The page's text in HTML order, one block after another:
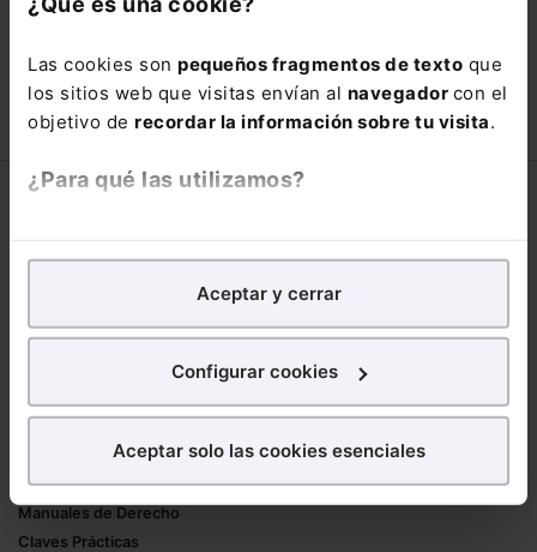
Las cookies son pequeños fragmentos de texto que
los sitios web que visitas envían al navegador con el
objetivo de recordar la información sobre tu visita.
¿Para qué las utilizamos?
analíticospara tratar demejorar tu experienciaen
nuestra página web. También con fines publicitarios,
para poder mostrarte publicidad y contenidos de tu
¿Qué puedes hacer?
experiencia en la web sea óptima
Aceptar y cerrar
Configurar cookies
Aceptar solo las cookies esenciales
COMPRAR
Lefebvre
Librerías asociadas
Productos
Formularios Jurídicos
Manuales de Derecho
Claves Prácticas